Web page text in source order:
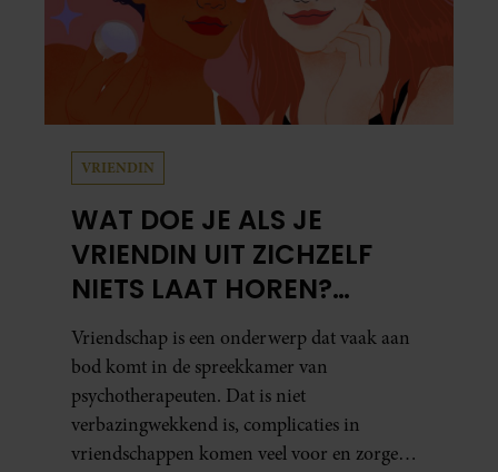
VRIENDIN
WAT DOE JE ALS JE
VRIENDIN UIT ZICHZELF
NIETS LAAT HOREN?
PSYCHOTHERAPEUT
MARTINE GEEFT ADVIES.
Vriendschap is een onderwerp dat vaak aan
bod komt in de spreekkamer van
psychotherapeuten. Dat is niet
verbazingwekkend is, complicaties in
vriendschappen komen veel voor en zorgen